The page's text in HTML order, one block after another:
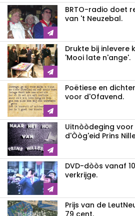
BRTO-radio doet
van 't Neuzebal.
Drukte bij inlevere
'Mooi late n'ange'.
Poëtiese en
voor d'Ofavend.
Uitnòòdeging
d'Òòg'eid Prins
DVD-dòòs vanaf
verkrijge.
Prijs van de